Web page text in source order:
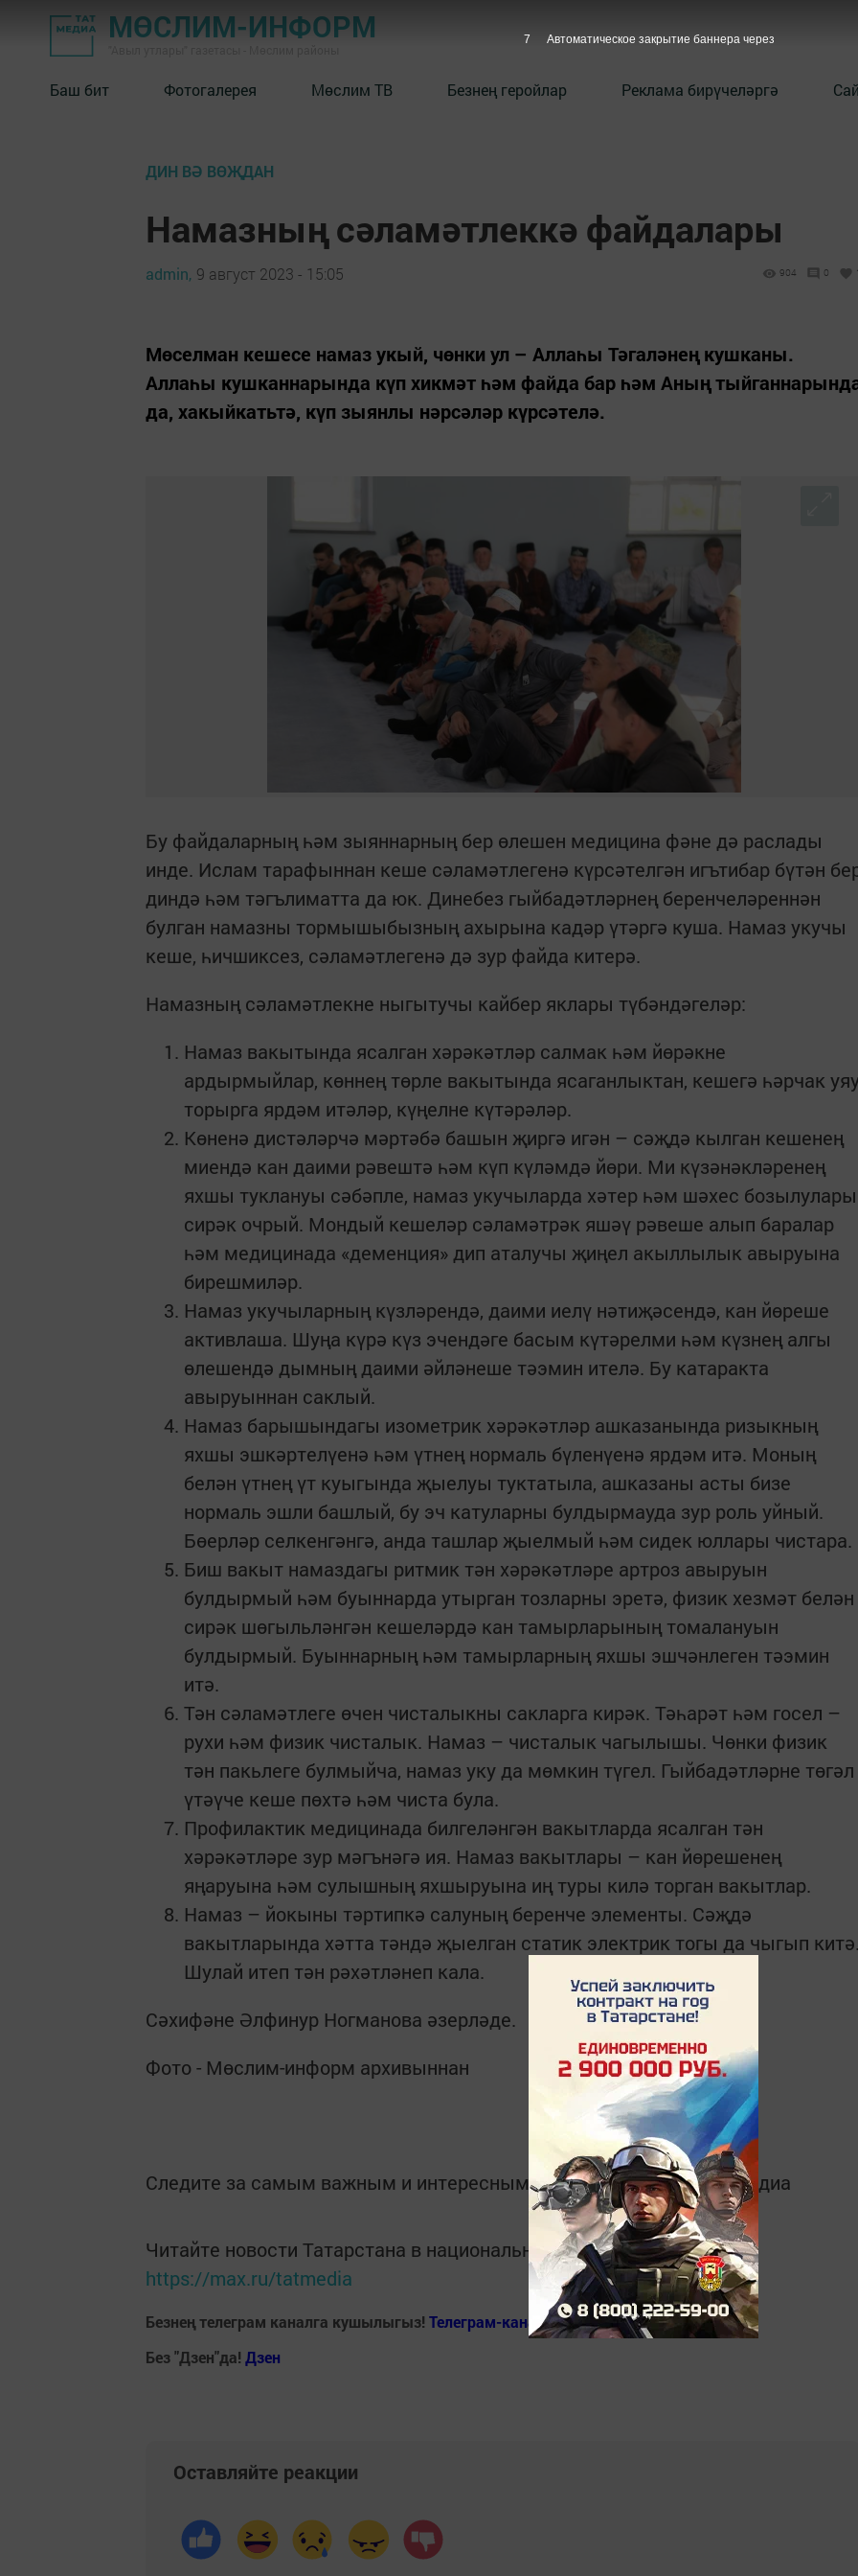
МӨСЛИМ-ИНФОРМ
Баш бит Фотогалерея Мөслим ТВ Безнең геройлар Реклама бирүчеләргә
ДИН ВӘ ВӨҖДАН
Намазның сәламәтлеккә файдалары
admin, 9 август 2023 - 15:05 904 0
Мөселман кешесе намаз укый, чөнки ул – Аллаһы Тәгаләнең кушканы.
Аллаһы кушканнарында күп хикмәт һәм файда бар һәм Аның
да, хакыйкатьтә, күп зыянлы нәрсәләр күрсәтелә.
Бу файдаларның һәм зыяннарның бер өлешен медицина фәне дә раслады
инде. Ислам тарафыннан кеше сәламәтлегенә күрсәтелгән игътибар бүтән
диндә һәм тәгълиматта да юк. Динебез гыйбадәтләрнең беренчеләреннән
булган намазны тормышыбызның ахырына кадәр үтәргә куша. Намаз укучы
кеше, һичшиксез, сәламәтлегенә дә зур файда китерә.
Намазның сәламәтлекне ныгытучы кайбер яклары түбәндәгеләр:
Намаз вакытында ясалган хәрәкәтләр салмак һәм йөрәкне
ардырмыйлар, көннең төрле вакытында ясаганлыктан, кешегә һәрчак
торырга ярдәм итәләр, күңелне күтәрәләр.
Көненә дистәләрчә мәртәбә башын җиргә игән – сәҗдә кылган кешенең
миендә кан даими рәвештә һәм күп күләмдә йөри. Ми күзәнәкләренең
яхшы туклануы сәбәпле, намаз укучыларда хәтер һәм шәхес бозылулары
сирәк очрый. Мондый кешеләр сәламәтрәк яшәү рәвеше алып баралар
һәм медицинада «деменция» дип аталучы җиңел акыллылык авыруына
бирешмиләр.
Намаз укучыларның күзләрендә, даими иелү нәтиҗәсендә, кан йөреше
активлаша. Шуңа күрә күз эчендәге басым күтәрелми һәм күзнең алгы
өлешендә дымның даими әйләнеше тәэмин ителә. Бу катаракта
авыруыннан саклый.
Намаз барышындагы изометрик хәрәкәтләр ашказанында ризыкның
яхшы эшкәртелүенә һәм үтнең нормаль бүленүенә ярдәм итә. Моның
белән үтнең үт куыгында җыелуы туктатыла, ашказаны асты бизе
нормаль эшли башлый, бу эч катуларны булдырмауда зур роль уйный.
Бөерләр селкенгәнгә, анда ташлар җыелмый һәм сидек юллары чистара.
Биш вакыт намаздагы ритмик тән хәрәкәтләре артроз авыруын
булдырмый һәм буыннарда утырган тозларны эретә, физик хезмәт белән
сирәк шөгыльләнгән кешеләрдә кан тамырларының томалануын
булдырмый. Буыннарның һәм тамырларның яхшы эшчәнлеген тәэмин
итә.
Тән сәламәтлеге өчен чисталыкны сакларга кирәк. Тәһарәт һәм госел –
рухи һәм физик чисталык. Намаз – чисталык чагылышы. Чөнки физик
тән пакьлеге булмыйча, намаз уку да мөмкин түгел. Гыйбадәтләрне төгәл
үтәүче кеше пөхтә һәм чиста була.
Профилактик медицинада билгеләнгән вакытларда ясалган тән
хәрәкәтләре зур мәгънәгә ия. Намаз вакытлары – кан йөрешенең
яңаруына һәм сулышның яхшыруына иң туры килә торган вакытлар.
Намаз – йокыны тәртипкә салуның беренче элементы. Сәҗдә
вакытларында хәтта тәндә җыелган статик электрик тогы да чыгып
Шулай итеп тән рәхәтләнеп кала.
Сәхифәне Әлфинур Ногманова әзерләде.
Фото - Мөслим-информ архивыннан
Следите за самым важным и интересным вTelegram-каналеТатмедиа
Читайте новости Татарстана в национальном мессенджере MАХ:
https://max.ru/tatmedia
Безнең телеграм каналга кушылыгыз! Телеграм-канал
Без "Дзен"да! Дзен
Оставляйте реакции
6 Автоматическое закрытие баннера через